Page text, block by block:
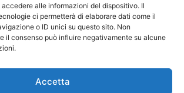
alle informazioni del dispositivo. Il
ci permetterà di elaborare dati come il
o ID unici su questo sito. Non
il consenso può influire negativamente su alcune
Accetta
Nazionale Degli Ordini dei Biologi:
codice fiscale 80069130583
sito internet www.fnob.it: Vincenzo